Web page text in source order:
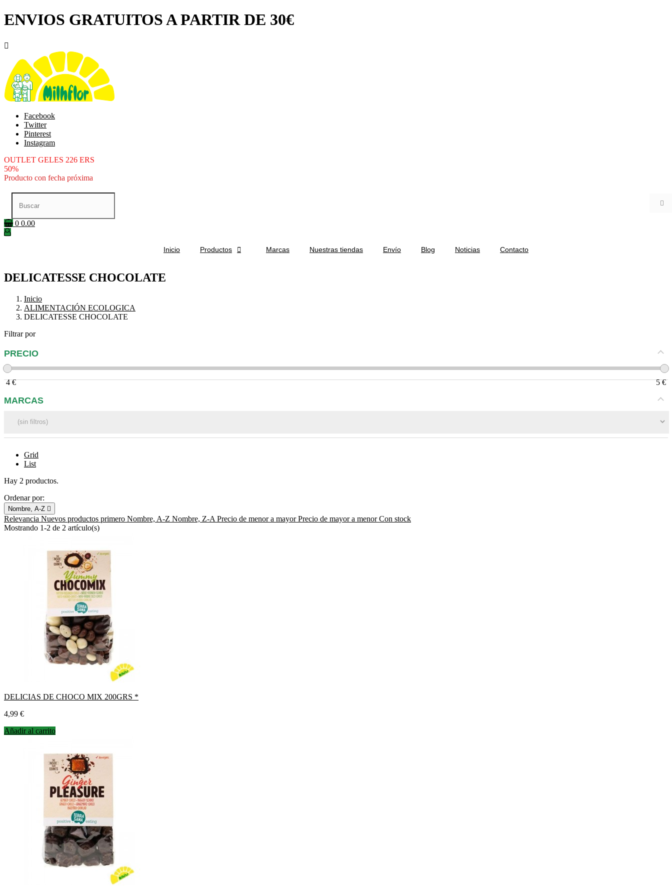
ENVIOS GRATUITOS A PARTIR DE 30€

Facebook
Twitter
Pinterest
Instagram
OUTLET GELES 226 ERS
50%
Producto con fecha próxima

0 0.00
Inicio Productos  Marcas Nuestras tiendas Envío Blog Noticias Contacto
DELICATESSE CHOCOLATE
Inicio
ALIMENTACIÓN ECOLOGICA
DELICATESSE CHOCOLATE
Filtrar por
PRECIO
4 € 5 €
MARCAS
Grid
List
Hay 2 productos.
Ordenar por:
Nombre, A-Z 
Relevancia Nuevos productos primero Nombre, A-Z Nombre, Z-A Precio de menor a mayorPrecio de mayor a menorCon stock
Mostrando 1-2 de 2 artículo(s)
DELICIAS DE CHOCO MIX 200GRS *
Precio
4,99 €
Añadir al carrito